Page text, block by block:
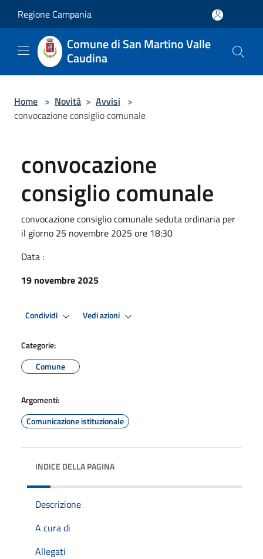
Regione Campania
Comune di San Martino Valle
Caudina
Home > Novità > Avvisi >
convocazione consiglio comunale
convocazione
consiglio comunale
convocazione consiglio comunale seduta ordinaria per
il giorno 25 novembre 2025 ore 18:30
Data :
19 novembre 2025
Condividi Vedi azioni
Categorie:
Comune
Argomenti:
Comunicazione istituzionale
INDICE DELLA PAGINA
Descrizione
A cura di
Allegati